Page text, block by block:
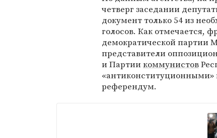
четверг заседании
документ только 54 из
голосов. Как отмечается,
демократической партии
представители
и Партиикоммунистов
«антиконституционными»
референдум.